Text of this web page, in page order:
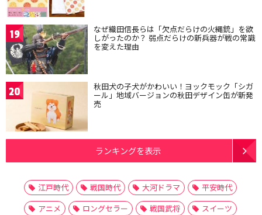
19 なぜ織田信長らは「欠点だらけの火縄銃」を欲
しがったのか？ 弱点だらけの新兵器が戦の常識
を変えた理由
20 秋田犬の子犬がかわいい！ヨックモック「シガ
ール」地域バージョンの秋田デザイン缶が新発
売
ランキングを表示
江戸時代 戦国時代 大河ドラマ
平安時代
アニメ
ロングセラー 戦国武将
スイーツ